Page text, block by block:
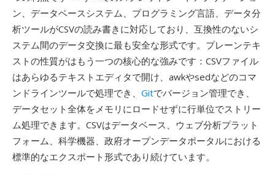
ン、データベースシステム、プログラミング言語、データ分
析ツールがCSVの読み書きに対応しており、互換性のないシ
ステム間のデータ交換に最も安全な形式です。プレーンテキ
ストの性質がはもう一つの核心的な強みです：CSVファイル
はあらゆるテキストエディタで開け、awkやsedなどのコマ
ンドラインツールで処理でき、 Gitでバージョン管理でき、
データセット全体をメモリにロードせずに行単位でストリー
ム処理できます。CSVはデータベース、ウェブ分析プラット
フォーム、科学機器、政府オープンデータポータルにおける
標準的なエクスポート形式であり続けています。